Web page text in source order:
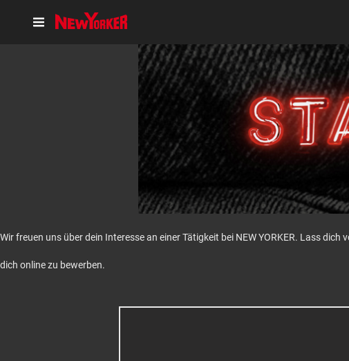
Wir freuen uns über dein Interesse an einer Tätigkeit bei NEW YORKER. Lass
dich online zu bewerben.